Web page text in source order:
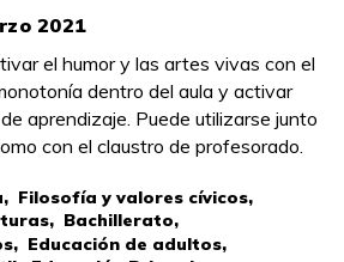
2021
el humor y las artes vivas con el
dentro del aula y activar
aprendizaje. Puede utilizarse junto
con el claustro de profesorado.
Filosofía y valores cívicos,
Bachillerato,
Educación de adultos,